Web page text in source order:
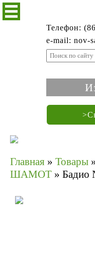
Телефон:
e-mail: nov-
Главная » Товары
ШАМОТ » Бадио